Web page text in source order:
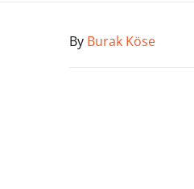
By Burak Köse